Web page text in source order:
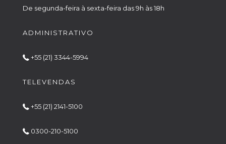
De segunda-feira à sexta-feira das 9h às 18h
ADMINISTRATIVO
+55 (21) 3344-5994
TELEVENDAS
+55 (21) 2141-5100
0300-210-5100